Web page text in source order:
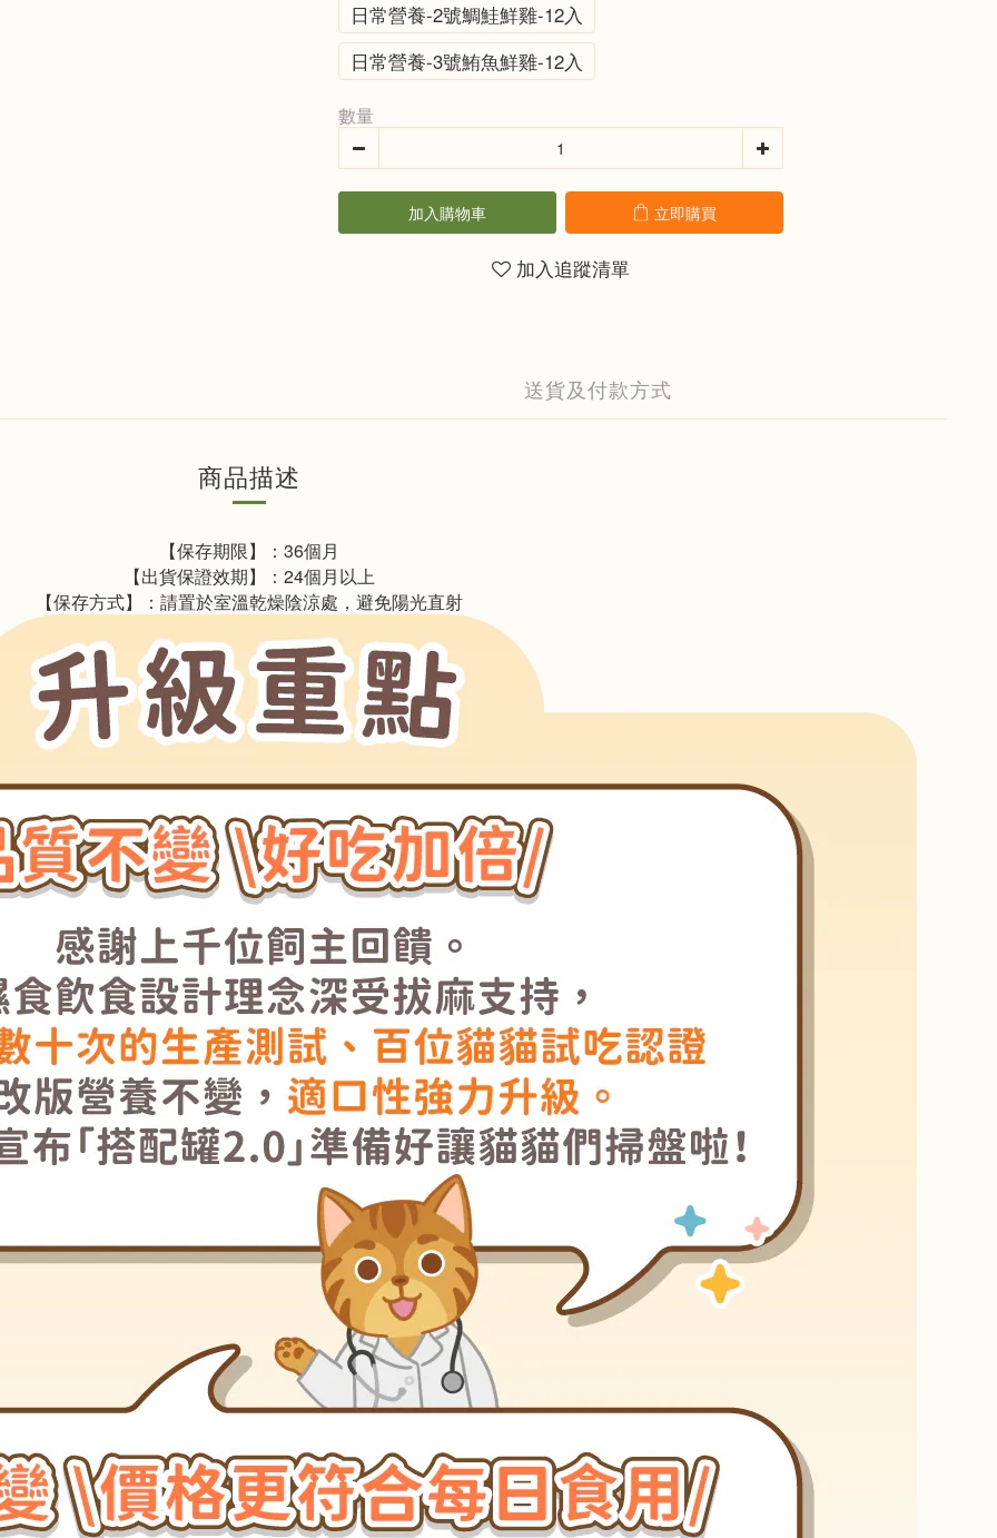
日常營養-2號鯛鮭鮮雞-12入
日常營養-3號鮪魚鮮雞-12入
數量
加入購物車 立即購買
加入追蹤清單
送貨及付款方式
商品描述
【保存期限】：36個月
【出貨保證效期】：24個月以上
【保存方式】：請置於室溫乾燥陰涼處，避免陽光直射